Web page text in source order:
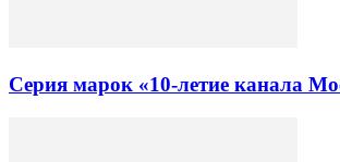
Серия марок «10-летие канала